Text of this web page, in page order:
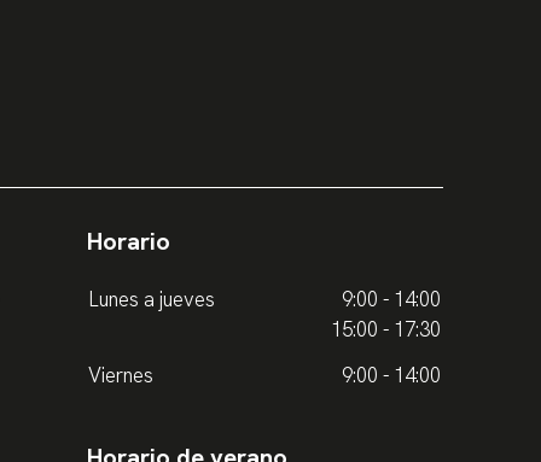
Horario
Lunes a jueves
9:00 - 14:00
15:00 - 17:30
Viernes
9:00 - 14:00